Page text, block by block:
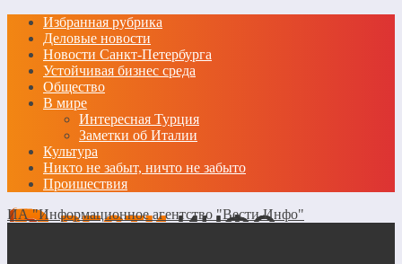
Избранная рубрика
Деловые новости
Новости Санкт-Петербурга
Устойчивая бизнес среда
Общество
В мире
Интересная Турция
Заметки об Италии
Культура
Никто не забыт, ничто не забыто
Проишествия
ИА "Информационное агентство "Вести Инфо"